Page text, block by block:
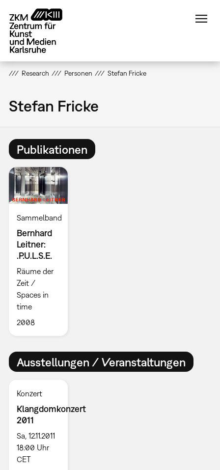
zum
Inhalt
Research Personen Stefan Fricke
Stefan Fricke
Publikationen
Sammelband
Bernhard
Leitner:
.P.U.L.S.E.
Räume der
Zeit /
Spaces in
time
2008
Ausstellungen / Veranstaltungen
Konzert
Klangdomkonzert
2011
Sa, 12.11.2011
18:00 Uhr
CET